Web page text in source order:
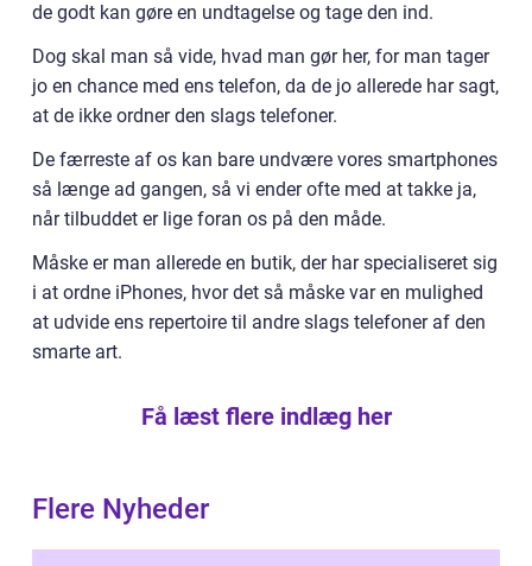
de godt kan gøre en undtagelse og tage den ind.
Dog skal man så vide, hvad man gør her, for man tager
jo en chance med ens telefon, da de jo allerede har sagt,
at de ikke ordner den slags telefoner.
De færreste af os kan bare undvære vores smartphones
så længe ad gangen, så vi ender ofte med at takke ja,
når tilbuddet er lige foran os på den måde.
Måske er man allerede en butik, der har specialiseret sig
i at ordne iPhones, hvor det så måske var en mulighed
at udvide ens repertoire til andre slags telefoner af den
smarte art.
Få læst flere indlæg her
Flere Nyheder